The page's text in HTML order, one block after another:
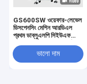
GS600SW ওয়েফার-লেভেল
ডিসপেনসিং মেশিন আরডিএল
প্রথম ডাব্লুএলপি সিইউএফ
আন্ডারফিলের জন্য
ভালো দাম